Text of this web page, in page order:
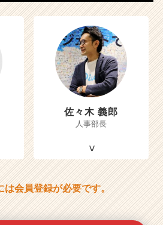
佐々木 義郎
人事部長
は会員登録が必要です。